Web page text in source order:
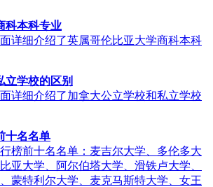
科本科专业
详细介绍了英属哥伦比亚大学商科本科
立学校的区别
详细介绍了加拿大公立学校和私立学校
十名名单
榜前十名名单：麦吉尔大学、多伦多大
亚大学、阿尔伯塔大学、滑铁卢大学、
蒙特利尔大学、麦克马斯特大学、女王